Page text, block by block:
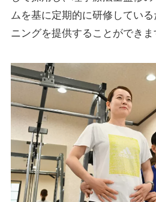
ムを基に定期的に研修してい
ニングを提供することができま